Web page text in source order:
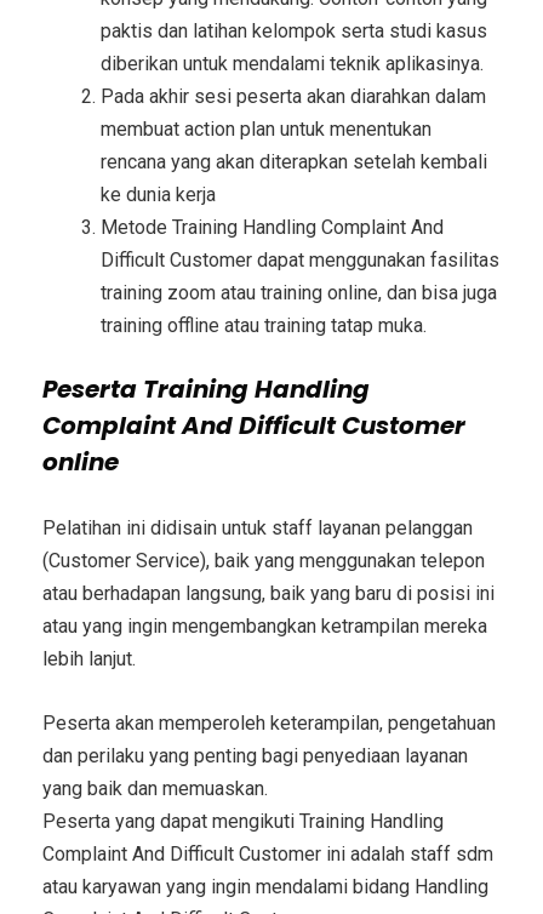
paktis dan latihan kelompok serta studi kasus
diberikan untuk mendalami teknik aplikasinya.
Pada akhir sesi peserta akan diarahkan dalam
membuat action plan untuk menentukan
rencana yang akan diterapkan setelah kembali
ke dunia kerja
Metode Training Handling Complaint And
Difficult Customer dapat menggunakan fasilitas
training zoom atau training online, dan bisa juga
training offline atau training tatap muka.
Peserta Training Handling
Complaint And Difficult Customer
online
Pelatihan ini didisain untuk staff layanan pelanggan
(Customer Service), baik yang menggunakan telepon
atau berhadapan langsung, baik yang baru di posisi ini
atau yang ingin mengembangkan ketrampilan mereka
lebih lanjut.
Peserta akan memperoleh keterampilan, pengetahuan
dan perilaku yang penting bagi penyediaan layanan
yang baik dan memuaskan.
Peserta yang dapat mengikuti Training Handling
Complaint And Difficult Customer ini adalah staff sdm
atau karyawan yang ingin mendalami bidang Handling